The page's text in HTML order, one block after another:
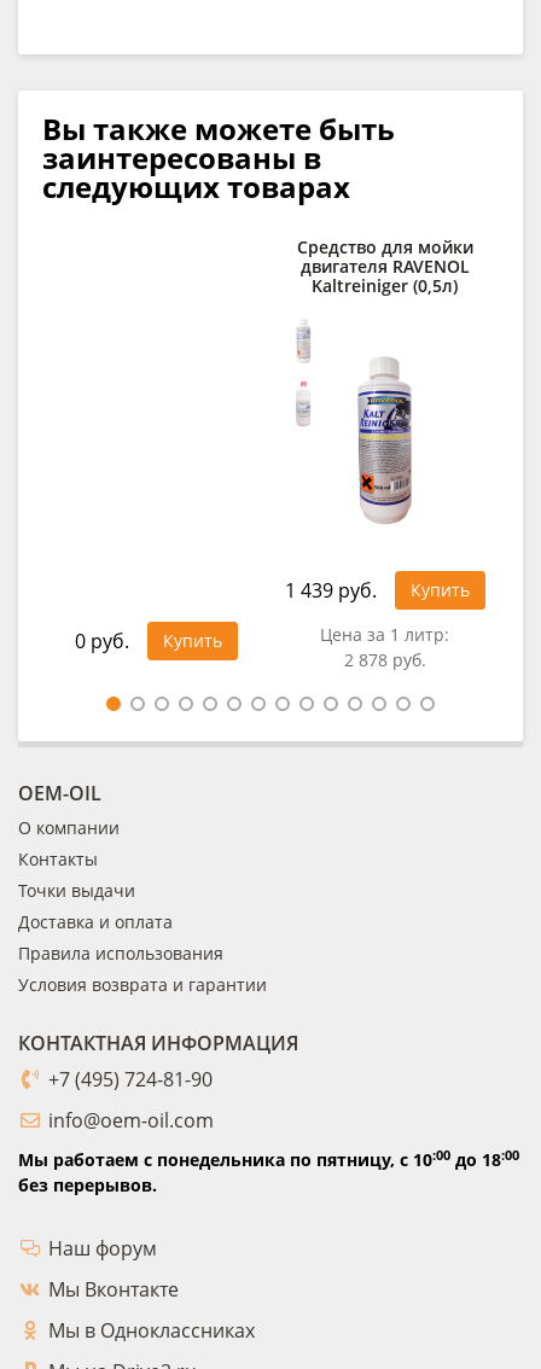
Вы также можете быть
заинтересованы в
следующих товарах
0 руб. Купить
Средство для мойки
двигателя RAVENOL
Kaltreiniger (0,5л)
1 439 руб.
Купить
Цена за 1 литр:
2 878 руб.
OEM-OIL
О компании
Контакты
Точки выдачи
Доставка и оплата
Правила использования
Условия возврата и гарантии
КОНТАКТНАЯ ИНФОРМАЦИЯ
+7 (495) 724-81-90
info@oem-oil.com
Мы работаем с понедельника по пятницу, с 10:00 до 18:00
без перерывов.
Наш форум
Мы Вконтакте
Мы в Одноклассниках